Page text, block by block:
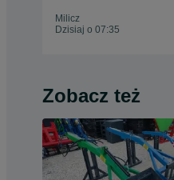
Milicz
Dzisiaj o 07:35
Zobacz też